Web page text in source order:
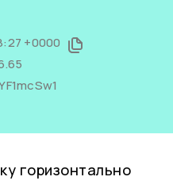
+0000
горизонтально